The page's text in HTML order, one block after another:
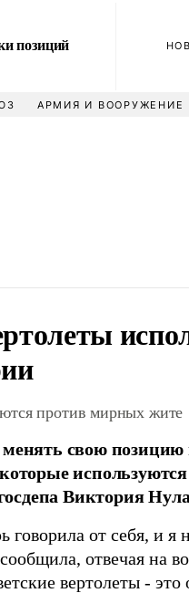
позиций
АРМИЯ И ВООРУЖЕНИЕ
против мирных жите
свою позицию
Виктория
говорила от себя, и я
отвечая на
вертолеты - это